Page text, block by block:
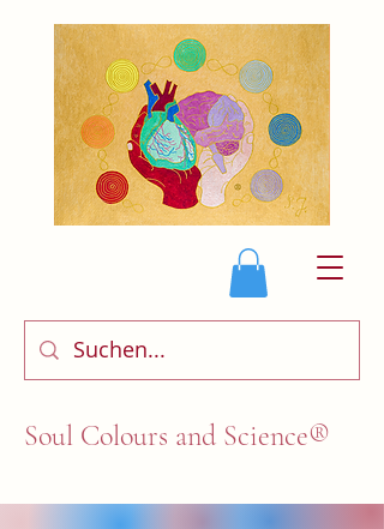
Soul Colours and Science®